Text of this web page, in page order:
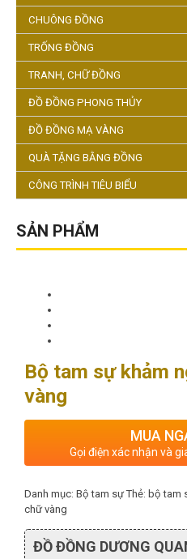
SẢN PHẨM
Bộ tam sự khảm
vàng
MUA
Gọi điện xác nhận và
Danh mục: Bộ tam sự Thẻ: bộ tam
chữ vàng
ĐỒ ĐỒNG DƯƠNG
CHUÔNG ĐỒNG
TRỐNG ĐỒNG
TRANH, CHỮ ĐỒNG
ĐỒ ĐỒNG PHONG THỦY
ĐỒ ĐỒNG MẠ VÀNG
QUÀ TẶNG BẰNG ĐỒNG
CÔNG TRÌNH TIÊU BIỂU